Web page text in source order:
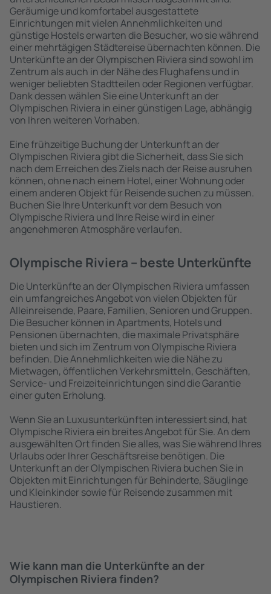
Geräumige und komfortabel ausgestattete
Einrichtungen mit vielen Annehmlichkeiten und
günstige Hostels erwarten die Besucher, wo sie während
einer mehrtägigen Städtereise übernachten können. Die
Unterkünfte an der Olympischen Riviera sind sowohl im
Zentrum als auch in der Nähe des Flughafens und in
weniger beliebten Stadtteilen oder Regionen verfügbar.
Dank dessen wählen Sie eine Unterkunft an der
Olympischen Riviera in einer günstigen Lage, abhängig
von Ihren weiteren Vorhaben.
Eine frühzeitige Buchung der Unterkunft an der
Olympischen Riviera gibt die Sicherheit, dass Sie sich
nach dem Erreichen des Ziels nach der Reise ausruhen
können, ohne nach einem Hotel, einer Wohnung oder
einem anderen Objekt für Reisende suchen zu müssen.
Buchen Sie Ihre Unterkunft vor dem Besuch von
Olympische Riviera und Ihre Reise wird in einer
angenehmeren Atmosphäre verlaufen.
Olympische Riviera – beste Unterkünfte
Die Unterkünfte an der Olympischen Riviera umfassen
ein umfangreiches Angebot von vielen Objekten für
Alleinreisende, Paare, Familien, Senioren und Gruppen.
Die Besucher können in Apartments, Hotels und
Pensionen übernachten, die maximale Privatsphäre
bieten und sich im Zentrum von Olympische Riviera
befinden. Die Annehmlichkeiten wie die Nähe zu
Mietwagen, öffentlichen Verkehrsmitteln, Geschäften,
Service- und Freizeiteinrichtungen sind die Garantie
einer guten Erholung.
Wenn Sie an Luxusunterkünften interessiert sind, hat
Olympische Riviera ein breites Angebot für Sie. An dem
ausgewählten Ort finden Sie alles, was Sie während Ihres
Urlaubs oder Ihrer Geschäftsreise benötigen. Die
Unterkunft an der Olympischen Riviera buchen Sie in
Objekten mit Einrichtungen für Behinderte, Säuglinge
und Kleinkinder sowie für Reisende zusammen mit
Haustieren.
Wie kann man die Unterkünfte an der
Olympischen Riviera finden?